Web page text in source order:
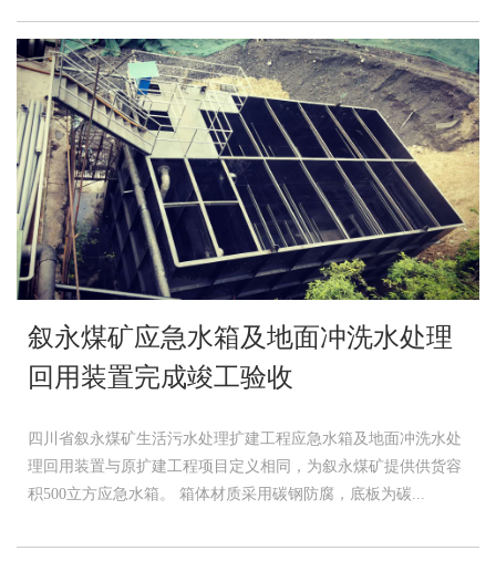
叙永煤矿应急水箱及地面冲洗水处理
回用装置完成竣工验收
四川省叙永煤矿生活污水处理扩建工程应急水箱及地面冲洗水处
理回用装置与原扩建工程项目定义相同，为叙永煤矿提供供货容
积500立方应急水箱。 箱体材质采用碳钢防腐，底板为碳...